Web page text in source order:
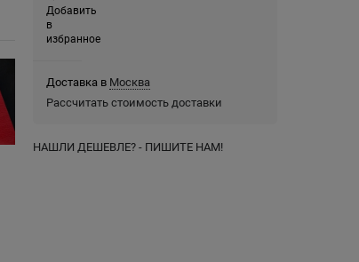
Добавить
в
избранное
Доставка в Москва
Рассчитать стоимость доставки
НАШЛИ ДЕШЕВЛЕ? - ПИШИТЕ НАМ!